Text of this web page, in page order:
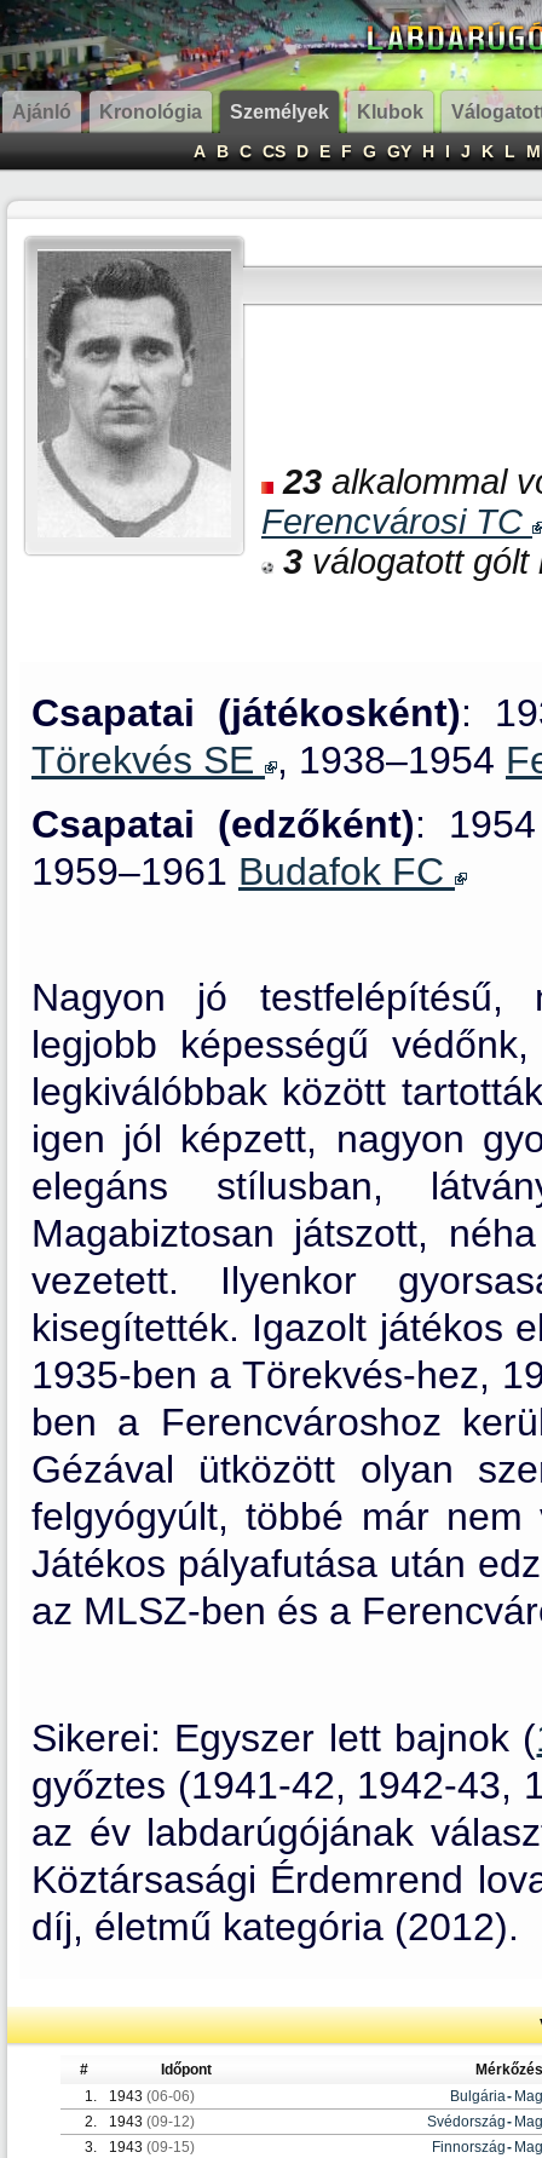
Ajánló Kronológia Személyek Klubok
A B C CS D E F G GY H I J K L M
23 alkalommal
Ferencvárosi TC
3 válogatott
Csapatai (játékosként):
Törekvés SE
, 1938–1954
Csapatai (edzőként):
1959–1961 Budafok FC
Nagyon jó testfelépítésű,
legjobb képességű
legkiválóbbak között
igen jól képzett, nagyon
elegáns stílusban,
Magabiztosan játszott,
vezetett. Ilyenkor
kisegítették. Igazolt játékos
1935-ben a Törekvés-hez,
ben a Ferencvároshoz
Gézával ütközött olyan
felgyógyúlt, többé már
Játékos pályafutása után
az MLSZ-ben és a
Sikerei: Egyszer lett bajnok (
győztes (1941-42, 1942-43,
az év labdarúgójának
Köztársasági Érdemrend
díj, életmű kategória (2012).
# Időpont
1.
1943 (06-06) Bulgária-
2.
1943 (09-12) Svédország-
3.
1943 (09-15) Finnország-